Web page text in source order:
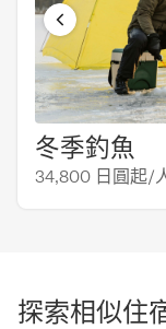
冬季釣魚
34,800 日圓起/
探索相似住